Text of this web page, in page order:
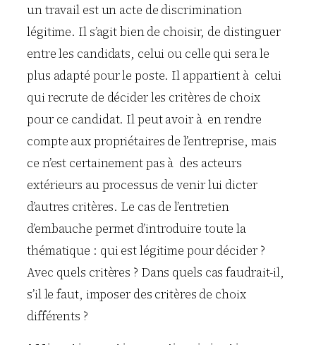
un travail est un acte de discrimination
légitime. Il s’agit bien de choisir, de distinguer
entre les candidats, celui ou celle qui sera le
plus adapté pour le poste. Il appartient à celui
qui recrute de décider les critères de choix
pour ce candidat. Il peut avoir à en rendre
compte aux propriétaires de l’entreprise, mais
ce n’est certainement pas à des acteurs
extérieurs au processus de venir lui dicter
d’autres critères. Le cas de l’entretien
d’embauche permet d’introduire toute la
thématique : qui est légitime pour décider ?
Avec quels critères ? Dans quels cas faudrait-il,
s’il le faut, imposer des critères de choix
différents ?